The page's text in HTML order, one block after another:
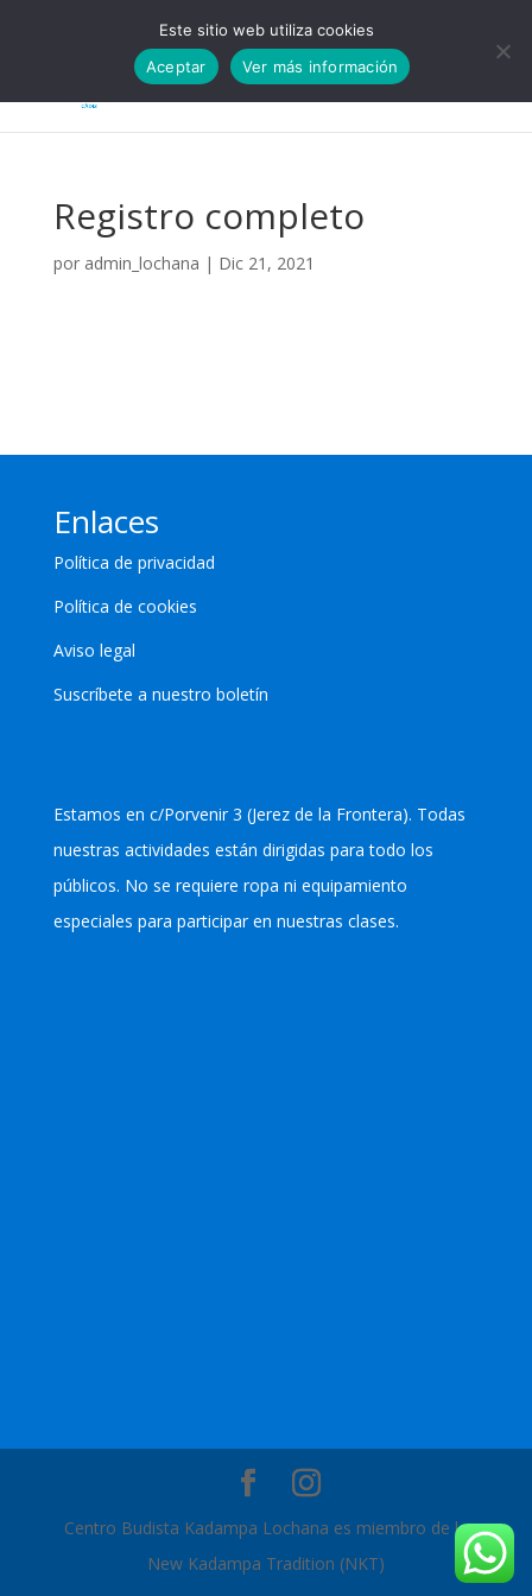
Registro completo
por admin_lochana | Dic 21, 2021
Enlaces
Política de privacidad
Política de cookies
Aviso legal
Suscríbete a nuestro boletín
Estamos en c/Porvenir 3 (Jerez de la Frontera). Todas
nuestras actividades están dirigidas para todo los
públicos. No se requiere ropa ni equipamiento
especiales para participar en nuestras clases.
Centro Budista Kadampa Lochana es miembro de la
New Kadampa Tradition (NKT)
Este sitio web utiliza cookies
Aceptar
Ver más información